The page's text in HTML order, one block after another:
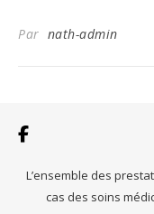
Par nath-admin
L’ensemble des
cas des soins